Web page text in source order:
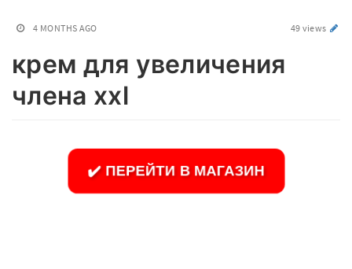
4 MONTHS AGO 49 views
крем для увеличения
члена xxl
✔️ ПЕРЕЙТИ В МАГАЗИН